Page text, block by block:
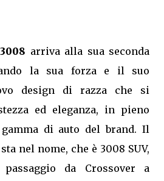
arriva alla sua seconda
la sua forza e il suo
design di razza che si
ed eleganza, in pieno
di auto del brand. Il
nel nome, che è 3008 SUV,
da Crossover a